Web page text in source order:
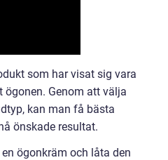
som har visat sig vara
Genom att välja
kan man få bästa
önskade resultat.
ögonkräm och låta den